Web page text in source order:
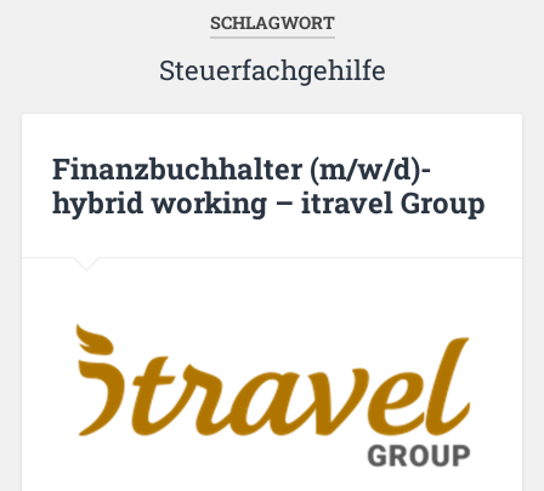
SCHLAGWORT
Steuerfachgehilfe
Finanzbuchhalter (m/w/d)-
hybrid working – itravel Group